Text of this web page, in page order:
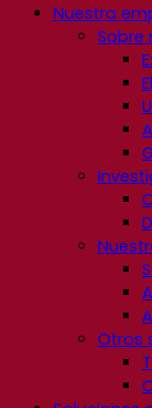
Nuestra
Sobre
Otros